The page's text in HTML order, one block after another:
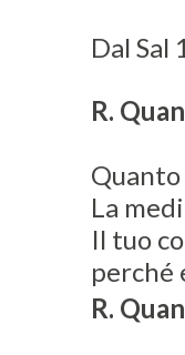
Dal Sal
R.
Quanto
La
Il tuo
perché
R.